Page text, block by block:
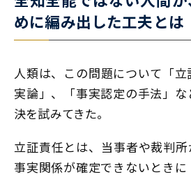
めに編み出した工夫とは
人類は、この問題について「
実論」、「事実認定の手法」
決を試みてきた。
立証責任とは、当事者や裁判
事実関係が確定できないとき